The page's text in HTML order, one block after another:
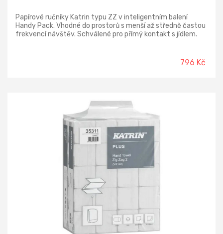
Papírové ručníky Katrin typu ZZ v inteligentním balení
Handy Pack. Vhodné do prostorů s menší až středně častou
frekvencí návštěv. Schválené pro přímý kontakt s jídlem.
796 Kč